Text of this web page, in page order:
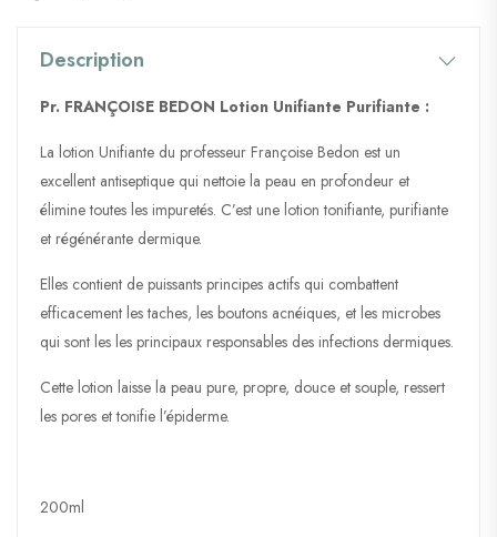
Description
Pr. FRANÇOISE BEDON Lotion Unifiante Purifiante :
La lotion Unifiante du professeur Françoise Bedon est un
excellent antiseptique qui nettoie la peau en profondeur et
élimine toutes les impuretés. C’est une lotion tonifiante, purifiante
et régénérante dermique.
Elles contient de puissants principes actifs qui combattent
efficacement les taches, les boutons acnéiques, et les microbes
qui sont les les principaux responsables des infections dermiques.
Cette lotion laisse la peau pure, propre, douce et souple, ressert
les pores et tonifie l’épiderme.
200ml